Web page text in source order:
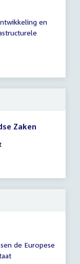
en
Zaken
de Europese